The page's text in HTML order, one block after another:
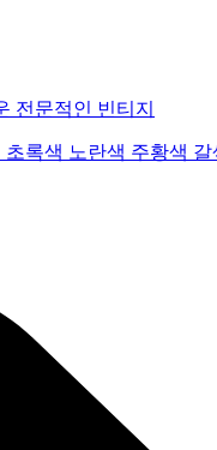
전문적인 빈티지
초록색 노란색 주황색